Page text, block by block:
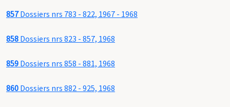
857Dossiers nrs 783 - 822, 1967 - 1968
858 Dossiers nrs 823 - 857, 1968
859 Dossiers nrs 858 - 881, 1968
860 Dossiers nrs 882 - 925, 1968